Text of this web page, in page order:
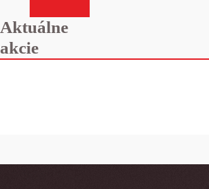
Aktuálne
akcie